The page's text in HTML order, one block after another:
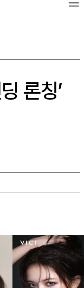
론칭’